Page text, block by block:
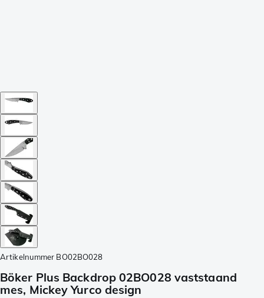
Artikelnummer BO02BO028
Böker Plus Backdrop 02BO028 vaststaand
mes, Mickey Yurco design